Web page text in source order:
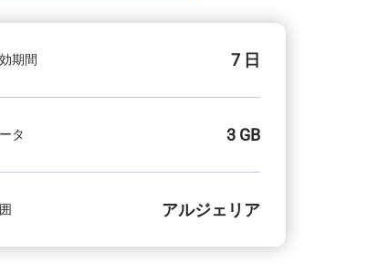
期間 7 日
タ 3 GB
アルジェリア